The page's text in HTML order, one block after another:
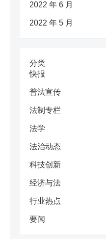
2022 年 6 月
2022 年 5 月
分类
快报
普法宣传
法制专栏
法学
法治动态
科技创新
经济与法
行业热点
要闻